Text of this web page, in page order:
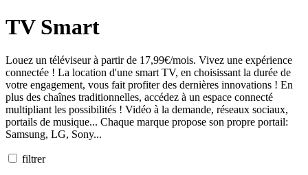
TV Smart
Louez un téléviseur à partir de 17,99€/mois. Vivez une expérience
connectée ! La location d'une smart TV, en choisissant la durée de
votre engagement, vous fait profiter des dernières innovations ! En
plus des chaînes traditionnelles, accédez à un espace connecté
multipliant les possibilités ! Vidéo à la demande, réseaux sociaux,
portails de musique... Chaque marque propose son propre portail:
Samsung, LG, Sony...
filtrer